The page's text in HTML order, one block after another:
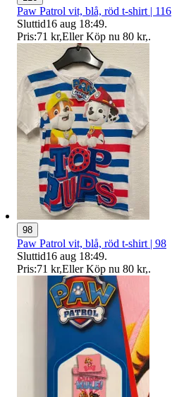
Paw Patrol vit, blå, röd t-shirt | 116
Sluttid16 aug 18:49.
Pris:71 kr,Eller Köp nu 80 kr,.
98
Paw Patrol vit, blå, röd t-shirt | 98
Sluttid16 aug 18:49.
Pris:71 kr,Eller Köp nu 80 kr,.